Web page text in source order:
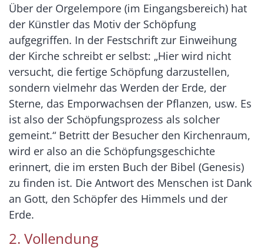
Über der Orgelempore (im Eingangsbereich) hat
der Künstler das Motiv der Schöpfung
aufgegriffen. In der Festschrift zur Einweihung
der Kirche schreibt er selbst: „Hier wird nicht
versucht, die fertige Schöpfung darzustellen,
sondern vielmehr das Werden der Erde, der
Sterne, das Emporwachsen der Pflanzen, usw. Es
ist also der Schöpfungsprozess als solcher
gemeint.“ Betritt der Besucher den Kirchenraum,
wird er also an die Schöpfungsgeschichte
erinnert, die im ersten Buch der Bibel (Genesis)
zu finden ist. Die Antwort des Menschen ist Dank
an Gott, den Schöpfer des Himmels und der
Erde.
2. Vollendung